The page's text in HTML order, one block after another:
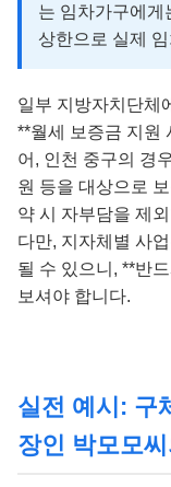
는 임차가구에게
상한으로 실제
일부 지방자치단체
**월세 보증금 지원
어, 인천 중구의 경
원 등을 대상으로
약 시 자부담을 제
다만, 지자체별 사
될 수 있으니, **반
보셔야 합니다.
실전 예시: 구
장인 박모모